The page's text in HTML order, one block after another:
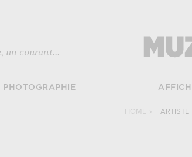
un courant...
PHOTOGRAPHIE
HOME › ARTISTE